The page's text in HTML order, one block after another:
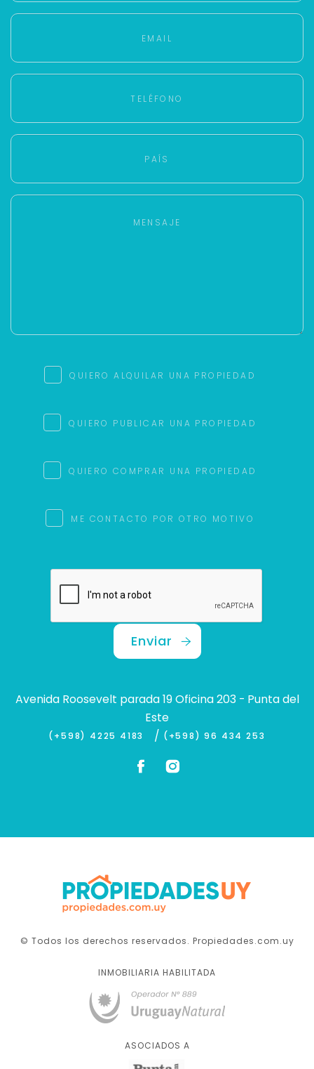
QUIERO ALQUILAR UNA PROPIEDAD
QUIERO PUBLICAR UNA PROPIEDAD
QUIERO COMPRAR UNA PROPIEDAD
ME CONTACTO POR OTRO MOTIVO
Enviar
Avenida Roosevelt parada 19 Oficina 203 - Punta del
Este
(+598) 4225 4183 / (+598) 96 434 253
© Todos los derechos reservados. Propiedades.com.uy
INMOBILIARIA HABILITADA
ASOCIADOS A